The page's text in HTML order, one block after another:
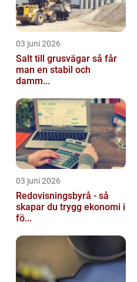
03 juni 2026
Salt till grusvägar så får
man en stabil och
damm...
03 juni 2026
Redovisningsbyrå - så
skapar du trygg ekonomi i
fö...